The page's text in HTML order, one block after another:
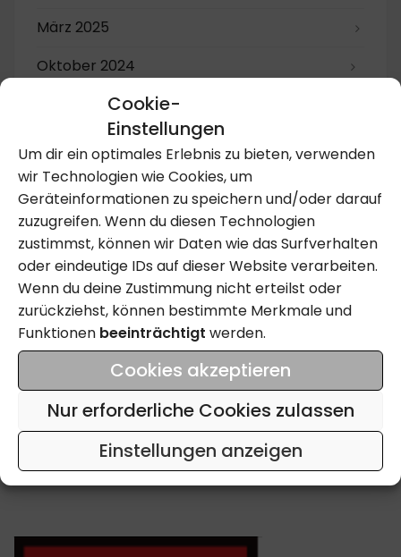
Cookie-
Einstellungen
Um dir ein optimales Erlebnis zu bieten, verwenden
wir Technologien wie Cookies, um
Geräteinformationen zu speichern und/oder darauf
zuzugreifen. Wenn du diesen Technologien
zustimmst, können wir Daten wie das Surfverhalten
oder eindeutige IDs auf dieser Website verarbeiten.
Wenn du deine Zustimmung nicht erteilst oder
zurückziehst, können bestimmte Merkmale und
Funktionen beeinträchtigt werden.
Cookies akzeptieren
Nur erforderliche Cookies zulassen
Einstellungen anzeigen
März 2025
Oktober 2024
2017 Honda CR-V
Die Kommentare sind geschlossen.